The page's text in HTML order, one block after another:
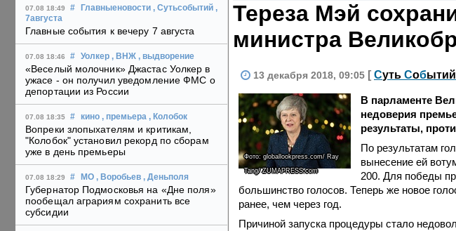
07.08 18:49 # Главныеновости , Сутьсобытий ,
7августа
Главные события к вечеру 7 августа
07.08 18:46 # Уолкер , ВНЖ , выдворение
«Веселый молочник» Джастас Уолкер в
ужасе - он получил уведомление ФМС о
депортации из России
07.08 18:35 # кино , премьера , Колобок
Вопреки злопыхателям и критикам,
"Колобок" установил рекорд по сборам
уже в день премьеры
07.08 18:29 # МО , Воробьев , Деньполя
Губернатор Подмосковья на «Дне поля»
пообещал аграриям сохранить все
субсидии
Тереза Мэй
министра
13 декабря 2018, 09:05 [ Суть Событий
Фото: globallookpress.com/ Ray
Tang/ ZUMAPRESS.com
В парламенте
недоверия
результаты,
По результатам
вынесение ей
200. Для победы
большинство голосов. Теперь же новое
ранее, чем через год.
Причиной запуска процедуры стало